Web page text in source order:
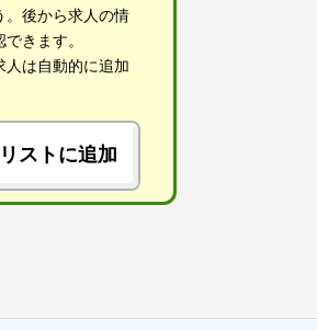
。後から求人の情
きます。
人は自動的に追加
ストに追加